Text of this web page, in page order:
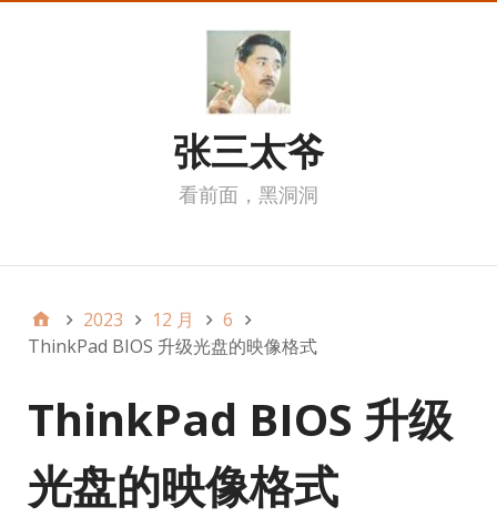
张三太爷
看前面，黑洞洞
2023 12 月
6
ThinkPad BIOS 升级光盘的映像格式
ThinkPad BIOS 升级
光盘的映像格式